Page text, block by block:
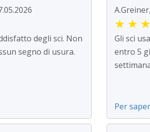
degli sci. Non
segno di usura.
★ ★ ★
Gli sci
entro 5
Per